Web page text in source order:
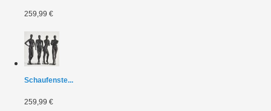
259,99 €
Schaufenste...
259,99 €